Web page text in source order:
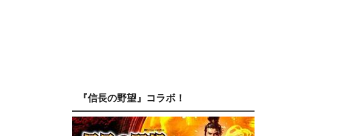
『信長の野望』コラボ！